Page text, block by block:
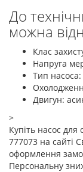
До
можна
Клас
Напруга
Тип
Двигун:
>
Купіть насос
777073 на сайті
оформлення
Персональну